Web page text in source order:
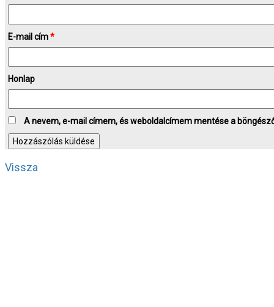
E-mail cím*
Honlap
A nevem, e-mail címem, és weboldalcímem mentése a
Vissza